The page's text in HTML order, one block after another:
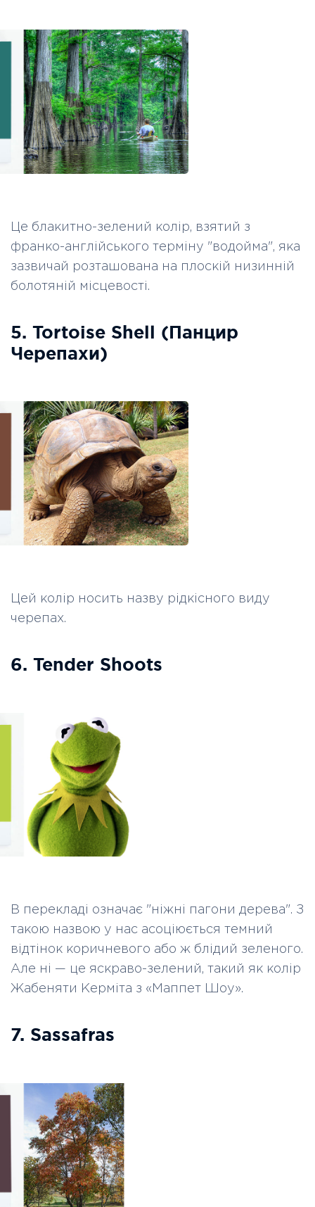
Це блакитно-зелений колір, взятий з
франко-англійського терміну "водойма", яка
зазвичай розташована на плоскій низинній
болотяній місцевості.
5. Tortoise Shell (Панцир
Черепахи)
Цей колір носить назву рідкісного виду
черепах.
6. Tender Shoots
В перекладі означає "ніжні пагони дерева". З
такою назвою у нас асоціюється темний
відтінок коричневого або ж блідий зеленого.
Але ні — це яскраво-зелений, такий як колір
Жабеняти Керміта з «Маппет Шоу».
7. Sassafras